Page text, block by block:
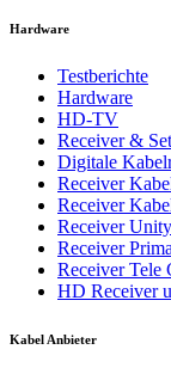
Hardware
Testberichte
Hardware
HD-TV
Receiver &
Digitale
Receiver
Receiver
Receiver
Receiver
Receiver Tele
HD Receiver
Kabel Anbieter